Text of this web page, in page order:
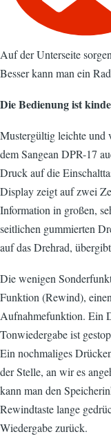
Auf der Unterseite
Besser kann man ein
Die Bedienung ist
Mustergültig leichte und
dem Sangean DPR-17
Druck auf die
Display zeigt auf zwei
Information in großen,
seitlichen gummierten
auf das Drehrad,
Die wenigen
Funktion (Rewind),
Aufnahmefunktion. Ein
Tonwiedergabe ist
Ein nochmaliges
der Stelle, an wir es
kann man den
Rewindtaste lange
Wiedergabe zurück.